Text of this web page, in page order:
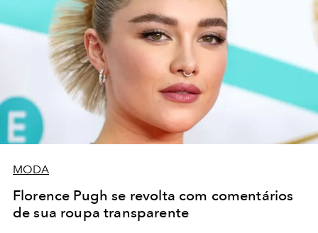
MODA
Florence Pugh se revolta com comentários
de sua roupa transparente